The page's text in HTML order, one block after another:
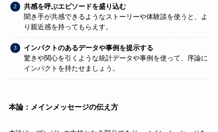
共感を呼ぶエピソードを盛り込む
聞き手が共感できるようなストーリーや体験談を使うと、よ
り親近感を持ってもらえす。
インパクトのあるデータや事例を提示する
驚きや関心を引くような統計データや事例を使って、序論に
インパクトを持たせましょう。
本論：メインメッセージの伝え方